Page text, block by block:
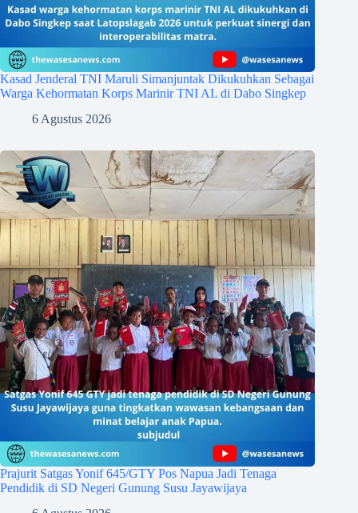
Kasad Jenderal TNI Maruli Simanjuntak Dikukuhkan Sebagai
Warga Kehormatan Korps Marinir TNI AL di Dabo Singkep
6 Agustus 2026
Prajurit Satgas Yonif 645/GTY Pos Napua Jadi Tenaga
Pendidik di SD Negeri Gunung Susu Jayawijaya